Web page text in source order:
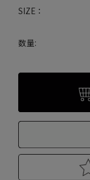
SIZE：
数量: